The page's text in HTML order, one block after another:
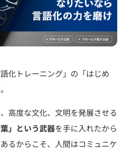
化トレーニング」の「はじめ
高度な文化、文明を発展させる
葉」という武器を手に入れたから
るからこそ、人間はコミュニケ